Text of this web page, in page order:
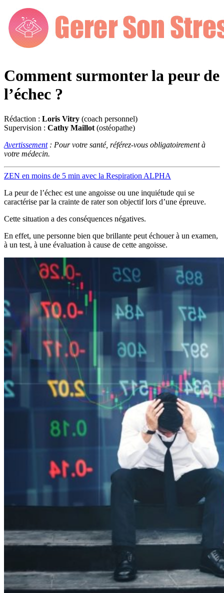
Comment surmonter la peur de
l’échec ?
Rédaction : Loris Vitry (coach personnel)
Supervision : Cathy Maillot (ostéopathe)
Avertissement: Pour votre santé, référez-vous obligatoirement à
votre médecin.
ZEN en moins de 5 min avec la Respiration ALPHA
La peur de l’échec est une angoisse ou une inquiétude qui se
caractérise par la crainte de rater son objectif lors d’une épreuve.
Cette situation a des conséquences négatives.
En effet, une personne bien que brillante peut échouer à un examen,
à un test, à une évaluation à cause de cette angoisse.